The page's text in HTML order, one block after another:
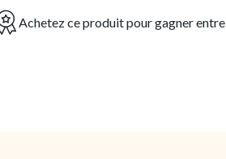
Achetez ce produit pour gagner entre